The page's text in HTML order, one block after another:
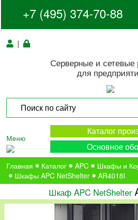
+7 (495) 374-70-88
|
Серверные и
для
Меню
Каталог
Основное
Главная Каталог APC
Шкафы и
Шкафы APC NetShelter
AR4018I
Шкаф APC NetShelter